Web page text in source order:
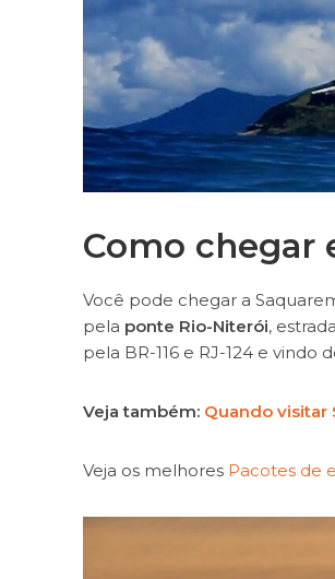
Como chegar
Você pode chegar a
pela ponte Rio-Niterói,
pela BR-116 e RJ-124 e vindo
Veja também:Quando visitar
Veja os melhores Pacotes de